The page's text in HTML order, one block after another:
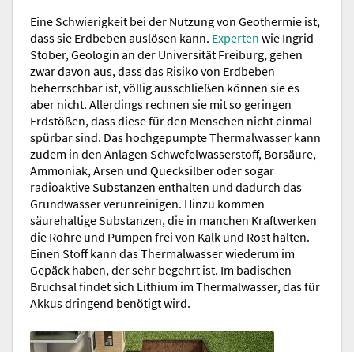
Eine Schwierigkeit bei der Nutzung von Geothermie ist,
dass sie Erdbeben auslösen kann. Experten wie Ingrid
Stober, Geologin an der Universität Freiburg, gehen
zwar davon aus, dass das Risiko von Erdbeben
beherrschbar ist, völlig ausschließen können sie es
aber nicht. Allerdings rechnen sie mit so geringen
Erdstößen, dass diese für den Menschen nicht einmal
spürbar sind. Das hochgepumpte Thermalwasser kann
zudem in den Anlagen Schwefelwasserstoff, Borsäure,
Ammoniak, Arsen und Quecksilber oder sogar
radioaktive Substanzen enthalten und dadurch das
Grundwasser verunreinigen. Hinzu kommen
säurehaltige Substanzen, die in manchen Kraftwerken
die Rohre und Pumpen frei von Kalk und Rost halten.
Einen Stoff kann das Thermalwasser wiederum im
Gepäck haben, der sehr begehrt ist. Im badischen
Bruchsal findet sich Lithium im Thermalwasser, das für
Akkus dringend benötigt wird.